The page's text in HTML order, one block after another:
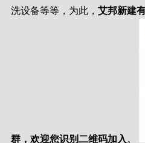
洗设备等等，为此， 艾邦新建
群，欢迎您识别二维码加入 。